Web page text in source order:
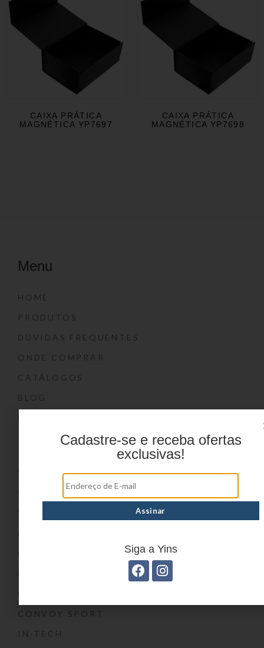
CAIXA PRÁTICA
MAGNÉTICA YP7697
CAIXA PRÁTICA
MAGNÉTICA YP7698
Menu
HOME
PRODUTOS
DÚVIDAS FREQUENTES
ONDE COMPRAR
CATÁLOGOS
BLOG
CONTATO
Marcas
CONVOY SPORT
IN-TECH
Cadastre-se e receba ofertas
exclusivas!
Siga a Yins